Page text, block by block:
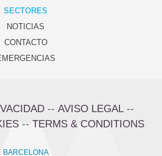
SECTORES
NOTICIAS
CONTACTO
-- AVISO LEGAL --
-- TERMS & CONDITIONS
BARCELONA